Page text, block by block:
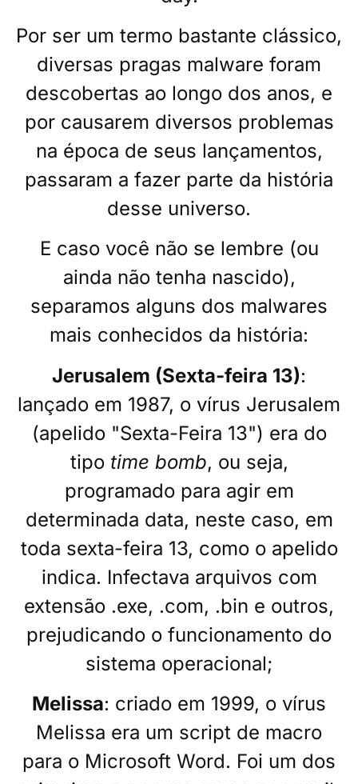
Por ser um termo bastante clássico,
diversas pragas malware foram
descobertas ao longo dos anos, e
por causarem diversos problemas
na época de seus lançamentos,
passaram a fazer parte da história
desse universo.
E caso você não se lembre (ou
ainda não tenha nascido),
separamos alguns dos malwares
mais conhecidos da história:
Jerusalem (Sexta-feira 13):
lançado em 1987, o vírus Jerusalem
(apelido "Sexta-Feira 13") era do
tipo time bomb, ou seja,
programado para agir em
determinada data, neste caso, em
toda sexta-feira 13, como o apelido
indica. Infectava arquivos com
extensão .exe, .com, .bin e outros,
prejudicando o funcionamento do
sistema operacional;
Melissa: criado em 1999, o vírus
Melissa era um script de macro
para o Microsoft Word. Foi um dos